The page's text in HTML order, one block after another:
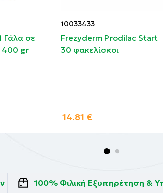
Γάλα σε
400 gr
10033433
Frezyderm Prodilac Start
30 φακελίσκοι
14.81 €
100% Φιλική Εξυπηρέτηση &